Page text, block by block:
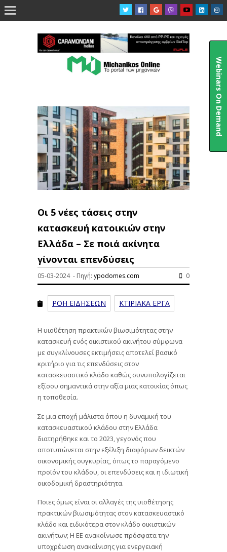

Οι 5 νέες τάσεις στην
κατασκευή κατοικιών στην
Ελλάδα – Σε ποιά ακίνητα
γίνονται επενδύσεις
05-03-2024 - Πηγή: ypodomes.com 0
ΡΟΗ ΕΙΔΗΣΕΩΝ ΚΤΙΡΙΑΚΑ ΕΡΓΑ
Η υιοθέτηση πρακτικών βιωσιμότητας στην
κατασκευή ενός οικιστικού ακινήτου σύμφωνα
με συγκλίνουσες εκτιμήσεις αποτελεί βασικό
κριτήριο για τις επενδύσεις στον
κατασκευαστικό κλάδο καθώς συνυπολογίζεται
εξίσου σημαντικά στην αξία μιας κατοικίας όπως
η τοποθεσία.
Σε μια εποχή μάλιστα όπου η δυναμική του
κατασκευαστικού κλάδου στην Ελλάδα
διατηρήθηκε και το 2023, γεγονός που
αποτυπώνεται στην εξέλιξη διαφόρων δεικτών
οικονομικής συγκυρίας, όπως το παραγόμενο
προϊόν του κλάδου, οι επενδύσεις και η ιδιωτική
οικοδομική δραστηριότητα.
Ποιες όμως είναι οι αλλαγές της υιοθέτησης
πρακτικών βιωσιμότητας στον κατασκευαστικό
κλάδο και ειδικότερα στον κλάδο οικιστικών
ακινήτων; Η ΕΕ ανακοίνωσε πρόσφατα την
υποχρέωση ανακαίνισης για ενεργειακή
Webinars On Demand